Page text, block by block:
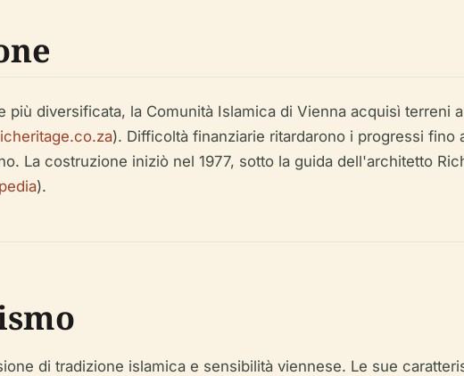
diversificata, la Comunità Islamica di Vienna acquisì terreni
). Difficoltà finanziarie ritardarono i progressi fino
La costruzione iniziò nel 1977, sotto la guida dell'architetto
).
di tradizione islamica e sensibilità viennese. Le sue